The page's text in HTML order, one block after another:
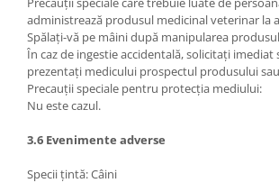
administrează produsul medicinal veterinar la
Spălați-vă pe mâini după manipularea
În caz de ingestie accidentală, solicitați
prezentați medicului prospectul produsului
Precauții speciale pentru protecția mediului:
Nu este cazul.
3.6 Evenimente adverse
Specii țintă: Câini